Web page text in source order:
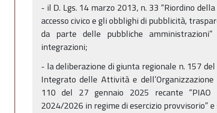
- il D. Lgs. 14 marzo 2013, n. 33 “Riordino
accesso civico e gli obblighi di pubblicità,
da parte delle pubbliche
integrazioni;
- la deliberazione di giunta regionale n. 157
Integrato delle Attività e
110 del 27 gennaio 2025 recante “PIAO
2024/2026 in regime di esercizio provvisorio” e